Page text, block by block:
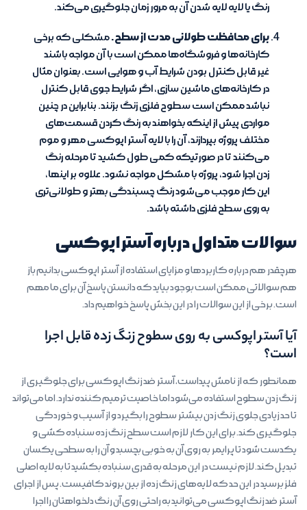
رنگ یا لایه لایه شدن آن به مرور زمان جلوگیری می‌کند.
برای محافظت طولانی مدت از سطح.مشکلی که برخی
کارخانه‌ها و فروشگاه‌ها ممکن است با آن مواجه باشند
غیر قابل کنترل بودن شرایط آب و هوایی است. بعنوان مثال
در کارخانه‌های ماشین سازی، اگر شرایط جوی قابل کنترل
نباشد ممکن است سطوح فلزی زنگ بزنند. بنابراین در چنین
مواردی پیش از اینکه بخواهند به رنگ کردن قسمت‌های
مختلف پروژه بپردازند، آن را با لایه آستر اپوکسی مهر و موم
می‌کنند تا در صورتیکه کمی طول کشید تا مرحله رنگ
زدن اجرا شود، پروژه با مشکل مواجه نشود. علاوه بر اینها،
این کار موجب می‌شود رنگ چسبندگی بهتر و طولانی‌تری
به روی سطح فلزی داشته باشد.
سوالات متداول درباره آستر اپوکسی
هرچقدر هم درباره کاربردها و مزایای استفاده از آستر اپوکسی بدانیم باز
هم سوالاتی ممکن است بوجود بیاید که دانستن پاسخ آن برای ما مهم
است. برخی از این سوالات را در این بخش پاسخ خواهیم داد.
آیا آستر اپوکسی به روی سطوح زنگ زده قابل اجرا
است؟
همانطور که از نامش پیداست، آستر ضد زنگ اپوکسی برای جلوگیری از
زنگ زدن سطوح استفاده می‌شود اما خاصیت ترمیم کننده ندارد. اما می‌تواند
تا حد زیادی جلوی زنگ زدن بیشتر سطوح را بگیرد و از آسیب و خوردگی
جلوگیری کند. برای این کار لازم است سطح زنگ زده سنباده کشی و
یکدست شود تا پرایمر به روی آن به خوبی بچسبد و آن را به سطحی یکسان
تبدیل کند. لازم نیست در این مرحله به قدری سنباده بکشید تا به لایه اصلی
فلز برسید در این حد که لایه‌های زنگ زده از بین بروند کافیست. پس از اجرای
آستر ضد زنگ اپوکسی می‌توانید به راحتی روی آن رنگ دلخواهتان را اجرا